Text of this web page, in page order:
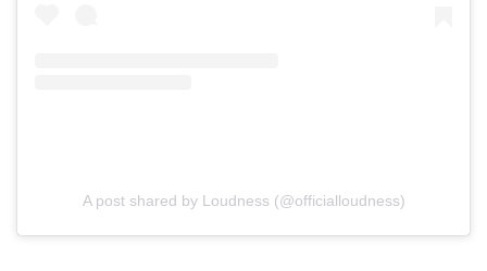
A post shared by Loudness (@officialloudness)